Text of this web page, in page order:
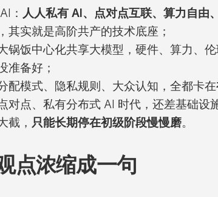
： 人人私有 AI、点对点互联、算力自由
其实就是高阶共产的技术底座；
锅饭中心化共享大模型，硬件、算力、伦
准备好；
配模式、隐私规则、大众认知，全都卡在
对点、私有分布式 AI 时代，还差基础设
截， 只能长期停在初级阶段慢慢磨。
点浓缩成一句